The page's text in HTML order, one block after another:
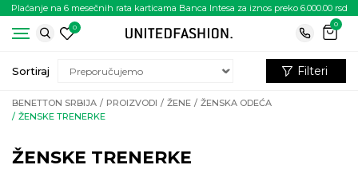
Plaćanje na 6 mesečnih rata karticama Banca Intesa za iznos preko 6.000.00 rsd
0
0
BENETTON SRBIJA PROIZVODI ŽENE
ŽENSKA ODEĆA
ŽENSKE TRENERKE
ŽENSKE TRENERKE
Sortiraj Filteri